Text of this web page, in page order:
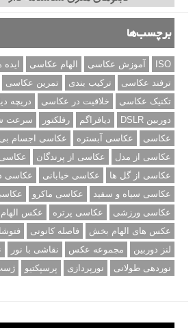
برچسب‌ها
ISO آموزش عکاسی الهام عکاسی
ترفند عکاسی
ترکیب بندی تمرین عکاسی
تکنیک عکاسی
خلاقیت در عکاسی
دریچه
دوربین DSLR
دیافراگم رفلکتور سرعت
عکاسی
عکاسی آبستره
عکاسی اجسام
عکاسی از مدل
عکاسی از پرندگان
عکاسی
عکاسی از گل ها
عکاسی خیابانی
عکاسی
عکاسی سیاه و سفید
عکاسی ماکرو
عکاسی ورزشی
عکاسی پرتره
عکس
عکس های الهام بخش
فاصله کانونی
لنز دوربین
مجموعه عکس نقاشی با نور
نوردهی طولانی
نورپردازی پرسپکتیو